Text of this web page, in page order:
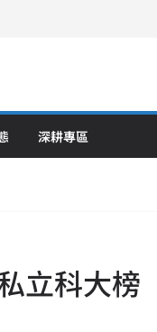
深耕專區
立科大榜